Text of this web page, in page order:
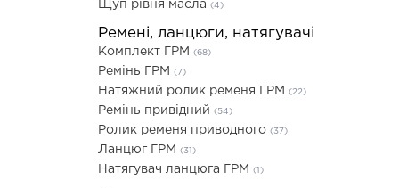
Щуп рівня масла (4)
Ремені, ланцюги, натягувачі
Комплект ГРМ (68)
Ремінь ГРМ (7)
Натяжний ролик ременя ГРМ (22)
Ремінь привідний (54)
Ролик ременя приводного (37)
Ланцюг ГРМ (31)
Натягувач ланцюга ГРМ (1)